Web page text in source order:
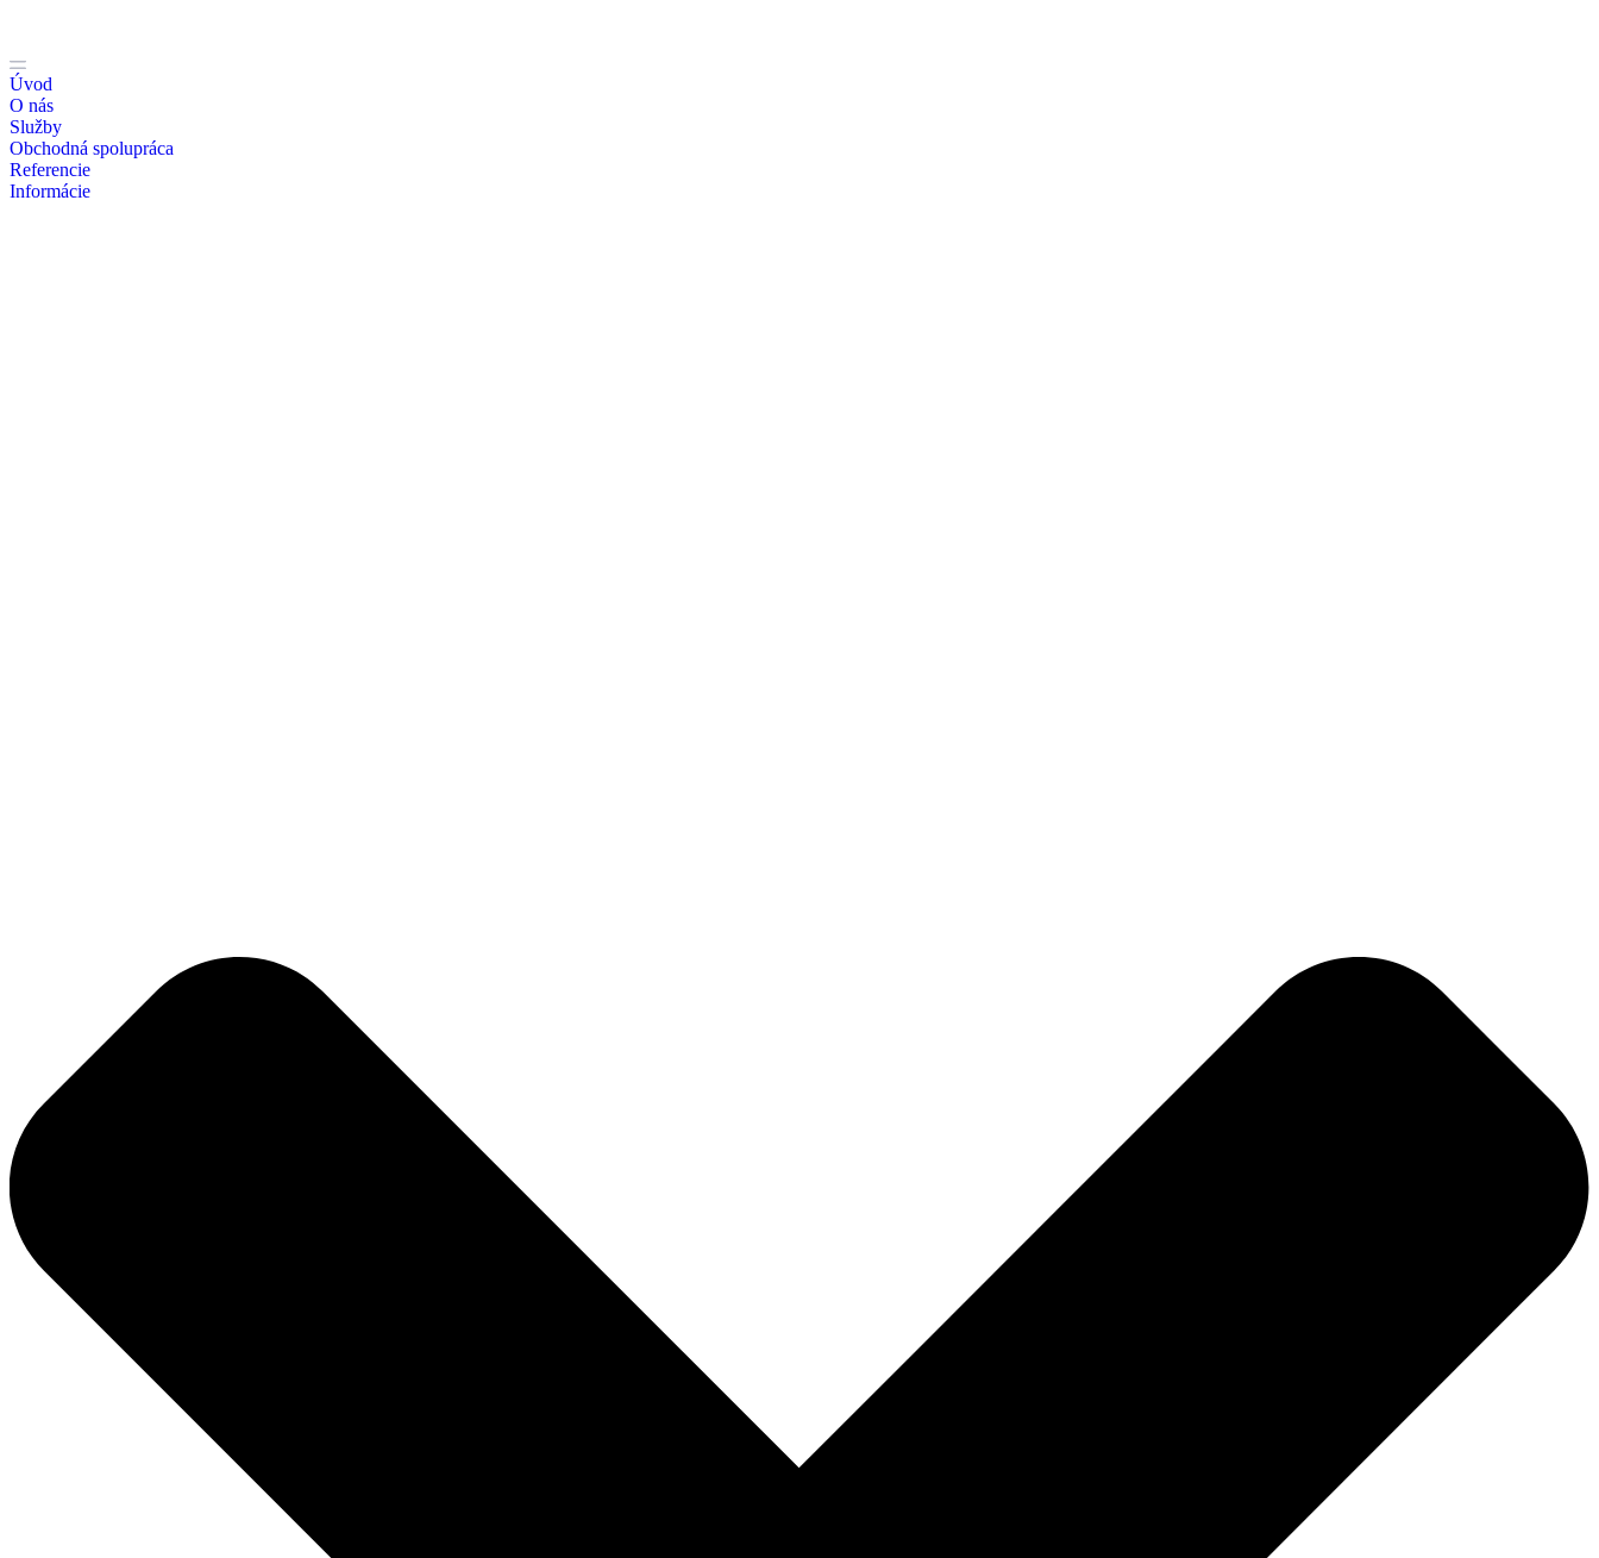
Úvod
O nás
Služby
Obchodná spolupráca
Referencie
Informácie